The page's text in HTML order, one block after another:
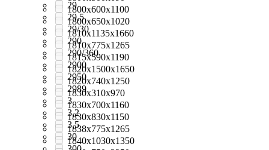
29
29,5
29/30
290
290/360
2900
2950
2989
3
3,2
3,5
30
1800х600х1100
1800х650х1020
1810x1135x1660
1810x775x1265
1815x590x1190
1820x1500x1650
1820x740x1250
1830x310x970
1830х700х1160
1830х830х1150
1838x775x1265
1840x1030x1350